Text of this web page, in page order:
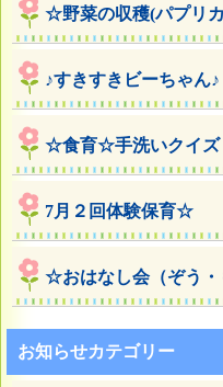
☆野菜の収穫(パプリ
♪すきすきビーちゃん♪
☆食育☆手洗いクイズ
7月２回体験保育☆
☆おはなし会（ぞう
お知らせカテゴリー